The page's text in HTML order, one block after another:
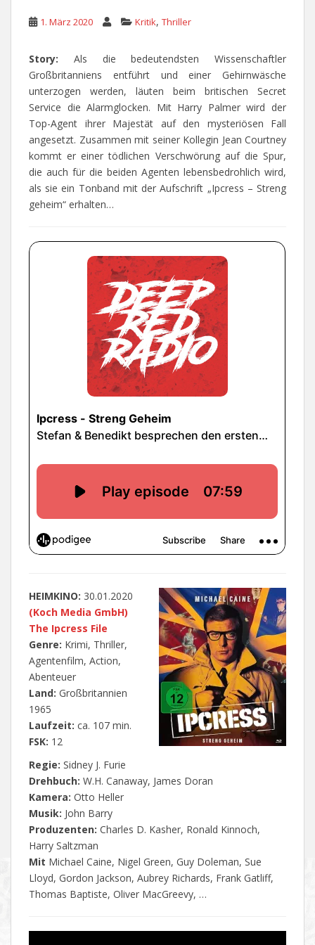
1. März 2020 Kritik, Thriller
Story: Als die bedeutendsten Wissenschaftler
Großbritanniens entführt und einer Gehirnwäsche
unterzogen werden, läuten beim britischen Secret
Service die Alarmglocken. Mit Harry Palmer wird der
Top-Agent ihrer Majestät auf den mysteriösen Fall
angesetzt. Zusammen mit seiner Kollegin Jean Courtney
kommt er einer tödlichen Verschwörung auf die Spur,
die auch für die beiden Agenten lebensbedrohlich wird,
als sie ein Tonband mit der Aufschrift „Ipcress – Streng
geheim“ erhalten…
HEIMKINO: 30.01.2020
(Koch Media GmbH)
The Ipcress File
Genre: Krimi, Thriller,
Agentenfilm, Action,
Abenteuer
Land: Großbritannien
1965
Laufzeit: ca. 107 min.
FSK: 12
Regie: Sidney J. Furie
Drehbuch: W.H. Canaway, James Doran
Kamera: Otto Heller
Musik: John Barry
Produzenten: Charles D. Kasher, Ronald Kinnoch,
Harry Saltzman
Mit Michael Caine, Nigel Green, Guy Doleman, Sue
Lloyd, Gordon Jackson, Aubrey Richards, Frank Gatliff,
Thomas Baptiste, Oliver MacGreevy, …